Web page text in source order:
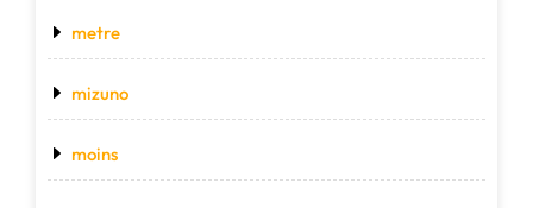
metre
mizuno
moins